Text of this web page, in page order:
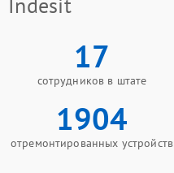
Indesit
17
сотрудников в штате
1904
отремонтированных устройств